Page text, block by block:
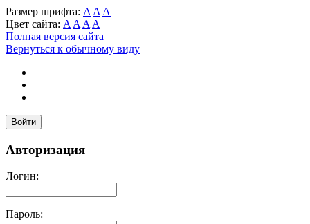
Размер шрифта: A A A
Цвет сайта: A A A A
Полная версия сайта
Вернуться к обычному виду
Войти
Авторизация
Логин:
Пароль: